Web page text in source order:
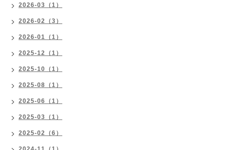
2026-03（1）
2026-02（3）
2026-01（1）
2025-12（1）
2025-10（1）
2025-08（1）
2025-06（1）
2025-03（1）
2025-02（6）